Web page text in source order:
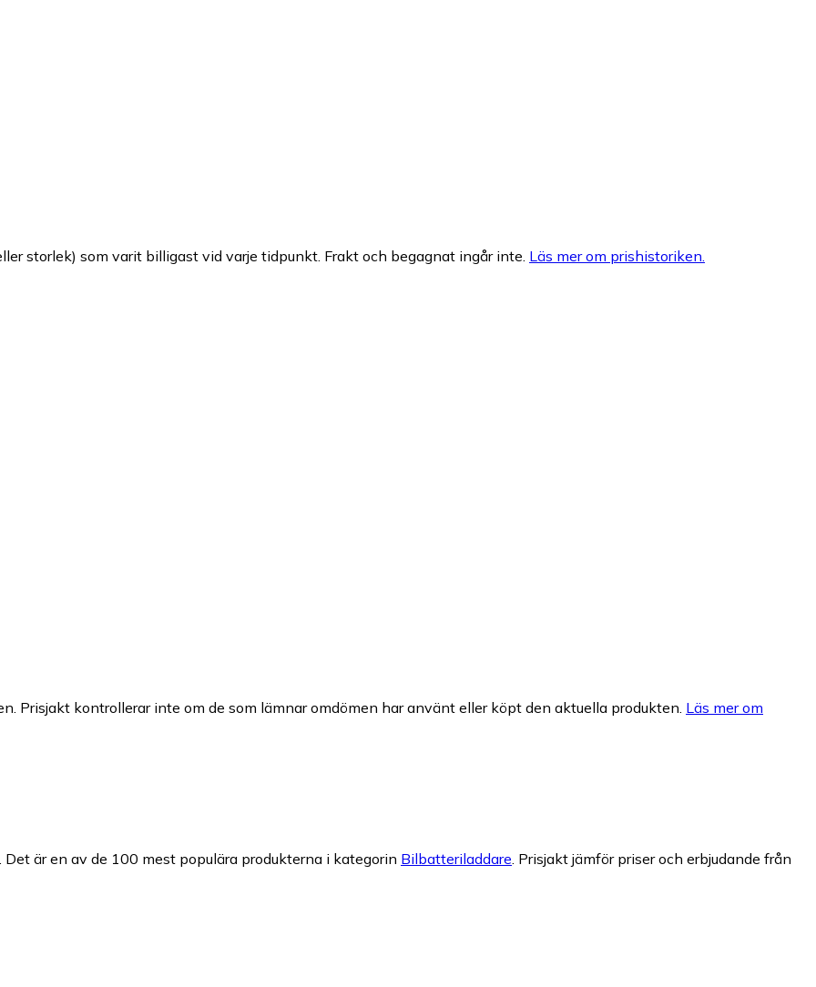
storlek) som varit billigast vid varje tidpunkt. Frakt och begagnat ingår inte. Läs mer om prishistoriken.
Prisjakt kontrollerar inte om de som lämnar omdömen har använt eller köpt den aktuella produkten. Läs mer om
Det är en av de 100 mest populära produkterna i kategorin Bilbatteriladdare Prisjakt jämför priser och erbjudande från